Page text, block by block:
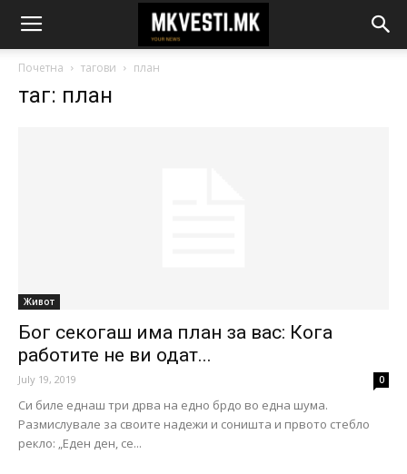
Почетна тагови план
таг: план
Живот
Бог секогаш има план за вас: Кога
работите не ви одат...
July 19, 2019 0
Си биле еднаш три дрва на едно брдо во една шума.
Размислувале за своите надежи и соништа и првото стебло
рекло: „Еден ден, се...